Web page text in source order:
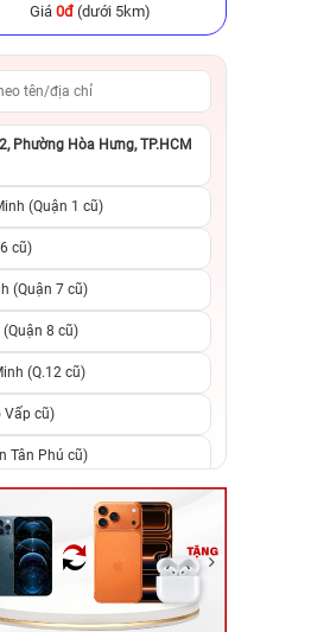
chính hãng
8.990.000đ
0 gọi người thân
Giá 0đ(dưới 5km)
Phường Hòa Hưng, TP.HCM
(Quận 1 cũ)
cũ)
(Quận 7 cũ)
8 cũ)
(Q.12 cũ)
Vấp cũ)
Tân Phú cũ)
TP. Thủ Đức cũ)
Thọ, TP. Thủ Đức Cũ)
Cũ)
(TP. Vũng Tàu cũ)